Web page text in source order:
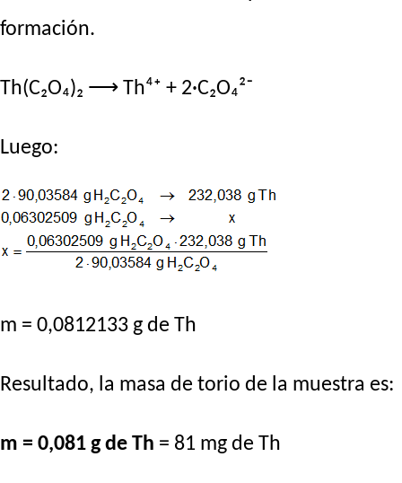
formación.
Th(C₂O₄)₂ ⟶ Th⁴⁺ + 2·C₂O₄²⁻
Luego:
m = 0,0812133 g de Th
Resultado, la masa de torio de la muestra es:
m = 0,081 g de Th = 81 mg de Th